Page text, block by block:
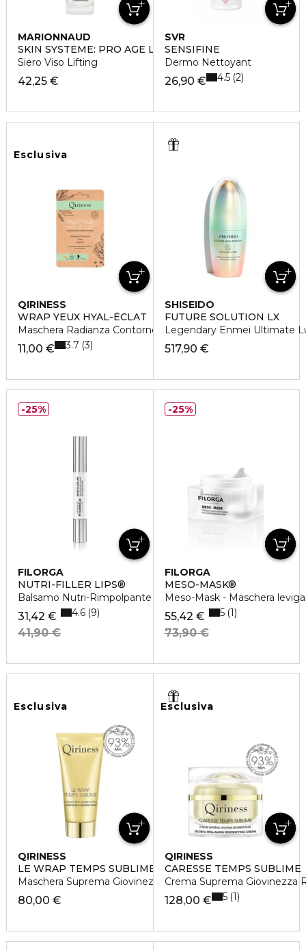
MARIONNAUD
SKIN SYSTÉME: PRO AGE LIFT
Siero Viso Lifting
42,25 €
SVR
SENSIFINE
Dermo Nettoyant
26,90 € 4.5 2
Esclusiva
QIRINESS
WRAP YEUX HYAL-ÉCLAT
Maschera Radianza Contorno Occhi
11,00 € 3.7 3
SHISEIDO
FUTURE SOLUTION LX
Legendary Enmei Ultimate
517,90 €
FILORGA
NUTRI-FILLER LIPS®
Balsamo Nutri-Rimpolpante 3 In 1
31,42 €
41,90 €
4.6 9
25%
FILORGA
MESO-MASK®
Meso-Mask - Maschera
55,42 €
73,90 €
5 1
25%
Esclusiva
QIRINESS
LE WRAP TEMPS SUBLIME
Maschera Suprema Giovinezza Globale
80,00 €
Esclusiva
QIRINESS
CARESSE TEMPS SUBLIME
Crema Suprema Giovinezza
128,00 € 5 1